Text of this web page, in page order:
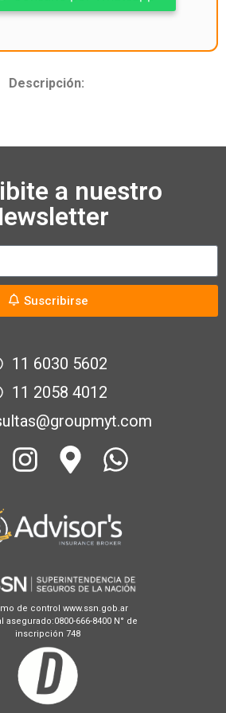
Descripción:
a nuestro
Suscribirse
11 6030 5602
11 2058 4012
de control www.ssn.gob.ar
asegurado:0800-666-8400 N° de
inscripción 748